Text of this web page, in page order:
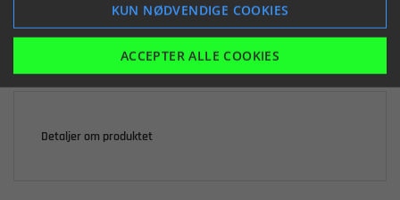
LÆG I KURV
Detaljer om produktet
KUN NØDVENDIGE COOKIES
ACCEPTER ALLE COOKIES